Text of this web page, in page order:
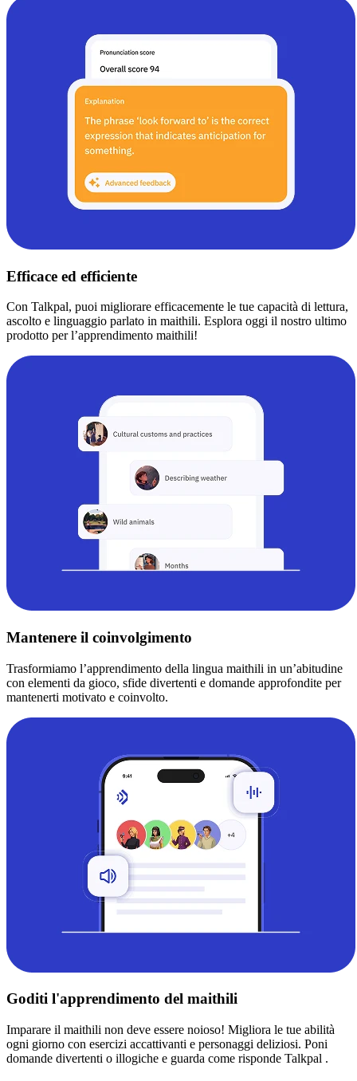
Efficace ed efficiente
Con Talkpal, puoi migliorare efficacemente le tue capacità di lettura,
ascolto e linguaggio parlato in maithili. Esplora oggi il nostro ultimo
prodotto per l’apprendimento maithili!
Mantenere il coinvolgimento
Trasformiamo l’apprendimento della lingua maithili in un’abitudine
con elementi da gioco, sfide divertenti e domande approfondite per
mantenerti motivato e coinvolto.
Goditi l'apprendimento del maithili
Imparare il maithili non deve essere noioso! Migliora le tue abilità
ogni giorno con esercizi accattivanti e personaggi deliziosi. Poni
domande divertenti o illogiche e guarda come risponde Talkpal .